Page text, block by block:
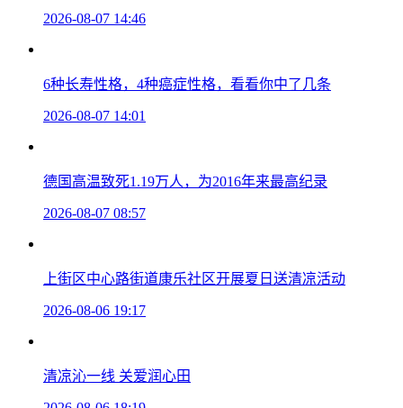
2026-08-07 14:46
6种长寿性格，4种癌症性格，看看你中了几条
2026-08-07 14:01
德国高温致死1.19万人，为2016年来最高纪录
2026-08-07 08:57
上街区中心路街道康乐社区开展夏日送清凉活动
2026-08-06 19:17
清凉沁一线 关爱润心田